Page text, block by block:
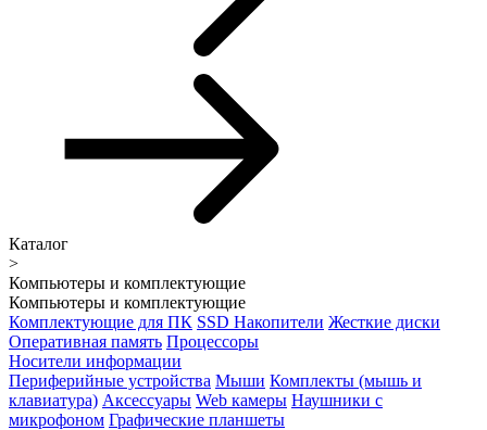
Каталог
>
Компьютеры и комплектующие
Компьютеры и комплектующие
Комплектующие для ПК SSD Накопители Жесткие диски
Оперативная память Процессоры
Носители информации
Периферийные устройства Мыши Комплекты (мышь и
клавиатура) Аксессуары Web камеры Наушники с
микрофоном Графические планшеты